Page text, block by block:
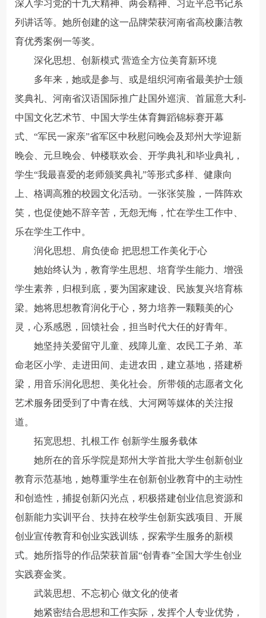
深入学习党的十九大精神、两会精神、习近平总书记系
列讲话等。她所创建的这一品牌荣获河南省高校廉洁教
育优秀案例一等奖。
深化思想、创新模式 营造全方位美育新环境
多年来，她或是参与、或是组织河南省最美护士颁
奖典礼、河南省汉语国际推广赴国外巡演、首届意大利-
中国文化艺术节、中国大学生体育舞蹈锦标赛开幕
式、“军民一家亲”省军区中秋慰问晚会及郑州大学迎新
晚会、元旦晚会、钟楼联欢会、开学典礼和毕业典礼，
学生“我最喜爱的老师颁奖典礼”等形式多样、健康向
上、格调高雅的校园文化活动。一张张笑脸，一阵阵欢
笑，也促使她不辞辛苦，无怨无悔，忙在学生工作中、
乐在学生工作中。
润化思想、肩负使命 把思想工作美化于心
她始终认为，教育学生思想、培育学生能力、增强
学生素养，归根到底，要为国家建设、民族复兴培育栋
梁。她将思想教育润化于心，努力培养一颗颗美的心
灵，心系感恩，回馈社会，担当时代大任的好青年。
她坚持关爱留守儿童、残障儿童、农民工子弟、革
命老区小学、走进田间、走进农田，建立基地，搭建桥
梁，用音乐润化思想、美化社会。所带领的志愿者文化
艺术服务团受到了中青在线、大河网等媒体的关注报
道。
拓宽思想、扎根工作 创新学生服务载体
她所在的音乐学院是郑州大学首批大学生创新创业
教育示范基地，她尊重学生在创新创业教育中的主动性
和创造性，捕捉创新闪光点，积极搭建创业信息资源和
创新能力实训平台、扶持在校学生创新实践项目、开展
创业宣传教育和创业实践训练，探索学生服务的新模
式。她所指导的作品荣获首届“创青春”全国大学生创业
实践赛金奖。
武装思想、不忘初心 做文化的使者
她紧密结合思想和工作实际，发挥个人专业优势，